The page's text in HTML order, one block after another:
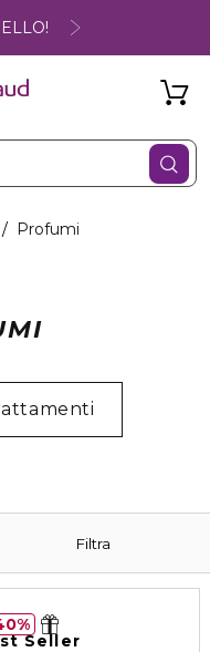
Profumi
Filtra
Seller